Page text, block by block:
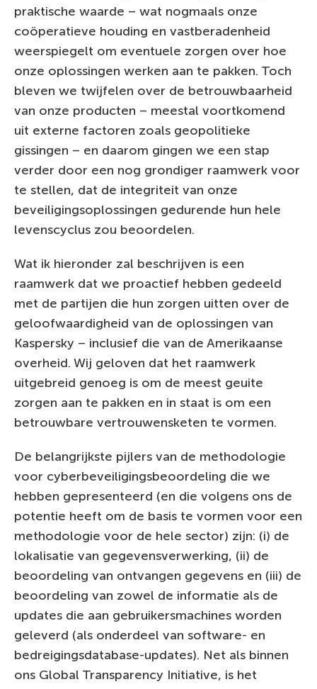
praktische waarde – wat nogmaals onze
coöperatieve houding en vastberadenheid
weerspiegelt om eventuele zorgen over hoe
onze oplossingen werken aan te pakken. Toch
bleven we twijfelen over de betrouwbaarheid
van onze producten – meestal voortkomend
uit externe factoren zoals geopolitieke
gissingen – en daarom gingen we een stap
verder door een nog grondiger raamwerk voor
te stellen, dat de integriteit van onze
beveiligingsoplossingen gedurende hun hele
levenscyclus zou beoordelen.
Wat ik hieronder zal beschrijven is een
raamwerk dat we proactief hebben gedeeld
met de partijen die hun zorgen uitten over de
geloofwaardigheid van de oplossingen van
Kaspersky – inclusief die van de Amerikaanse
overheid. Wij geloven dat het raamwerk
uitgebreid genoeg is om de meest geuite
zorgen aan te pakken en in staat is om een
betrouwbare vertrouwensketen te vormen.
De belangrijkste pijlers van de methodologie
voor cyberbeveiligingsbeoordeling die we
hebben gepresenteerd (en die volgens ons de
potentie heeft om de basis te vormen voor een
methodologie voor de hele sector) zijn: (i) de
lokalisatie van gegevensverwerking, (ii) de
beoordeling van ontvangen gegevens en (iii) de
beoordeling van zowel de informatie als de
updates die aan gebruikersmachines worden
geleverd (als onderdeel van software- en
bedreigingsdatabase-updates). Net als binnen
ons Global Transparency Initiative, is het